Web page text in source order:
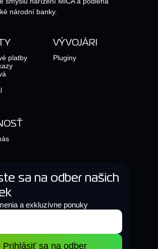
národní banky.
platby
VÝVOJÁRI
Pluginy
sa na odber našich
a exkluzívne ponuky
Prihlásiť sa na odber